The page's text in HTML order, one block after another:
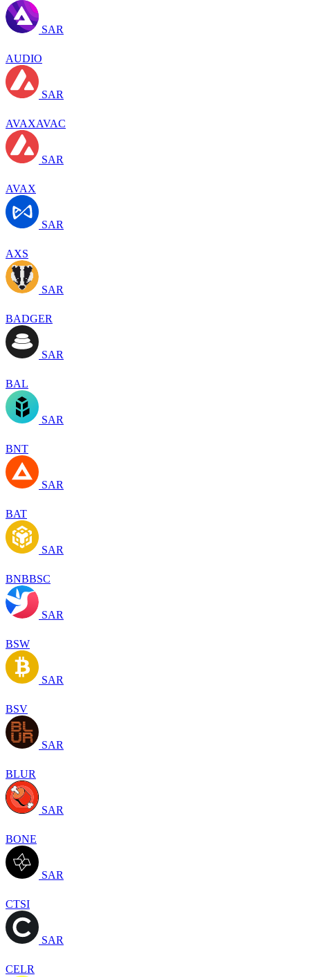
SAR
AUDIO
SAR
AVAXAVAC
SAR
AVAX
SAR
AXS
SAR
BADGER
SAR
BAL
SAR
BNT
SAR
BAT
SAR
BNBBSC
SAR
BSW
SAR
BSV
SAR
BLUR
SAR
BONE
SAR
CTSI
SAR
CELR